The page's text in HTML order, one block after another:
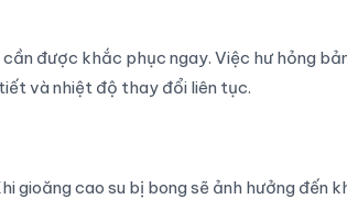
được khắc phục ngay. Việc hư hỏng
và nhiệt độ thay đổi liên tục.
gioăng cao su bị bong sẽ ảnh hưởng đến